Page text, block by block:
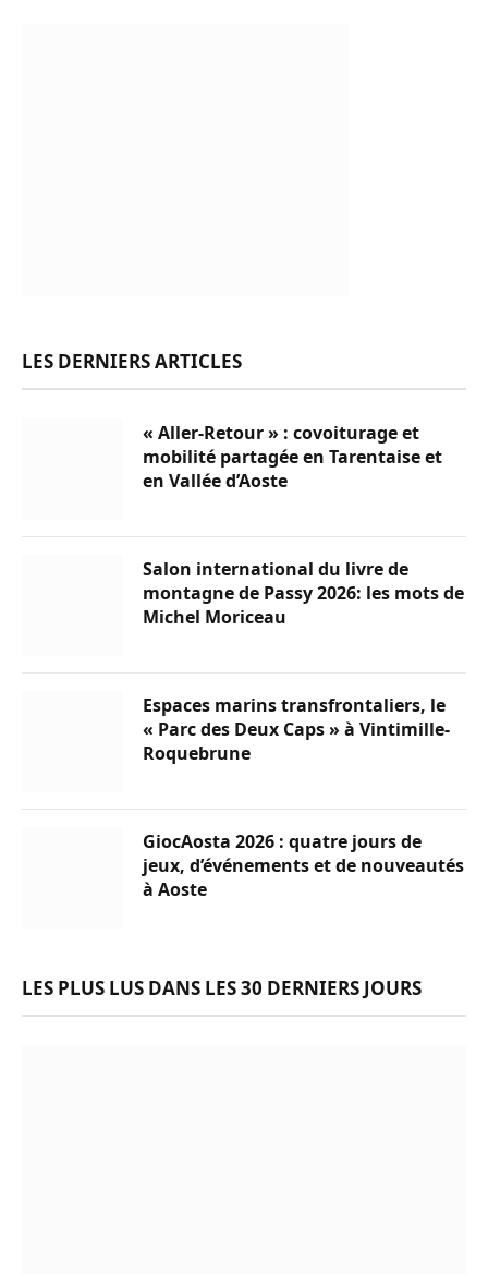
LES DERNIERS ARTICLES
« Aller-Retour » : covoiturage et
mobilité partagée en Tarentaise et
en Vallée d’Aoste
Salon international du livre de
montagne de Passy 2026: les mots de
Michel Moriceau
Espaces marins transfrontaliers, le
« Parc des Deux Caps » à Vintimille-
Roquebrune
GiocAosta 2026 : quatre jours de
jeux, d’événements et de nouveautés
à Aoste
LES PLUS LUS DANS LES 30 DERNIERS JOURS